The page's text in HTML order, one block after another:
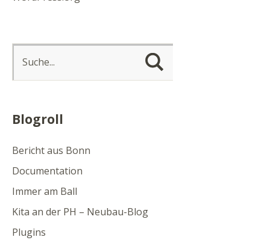
Blogroll
Bericht aus Bonn
Documentation
Immer am Ball
Kita an der PH – Neubau-Blog
Plugins